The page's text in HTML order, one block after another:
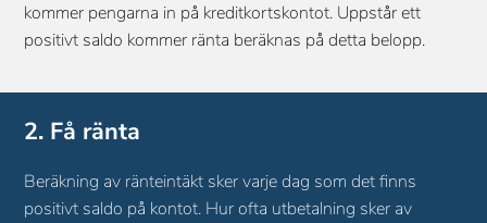
kommer pengarna in på kreditkortskontot. Uppstår ett
positivt saldo kommer ränta beräknas på detta belopp.
2. Få ränta
Beräkning av ränteintäkt sker varje dag som det finns
positivt saldo på kontot. Hur ofta utbetalning sker av